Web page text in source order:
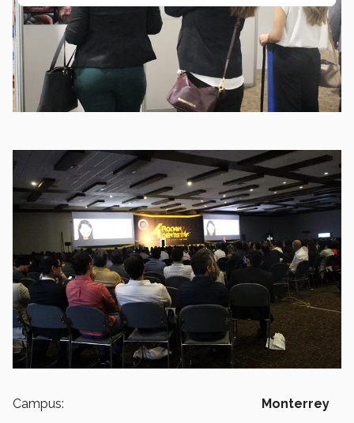
Campus: Monterrey